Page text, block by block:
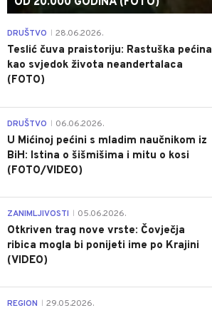
DRUŠTVO 28.06.2026.
Teslić čuva praistoriju: Rastuška pećina
kao svjedok života neandertalaca
(FOTO)
DRUŠTVO 06.06.2026.
U Mićinoj pećini s mladim naučnikom iz
BiH: Istina o šišmišima i mitu o kosi
(FOTO/VIDEO)
ZANIMLJIVOSTI 05.06.2026.
Otkriven trag nove vrste: Čovječja
ribica mogla bi ponijeti ime po Krajini
(VIDEO)
REGION 29.05.2026.